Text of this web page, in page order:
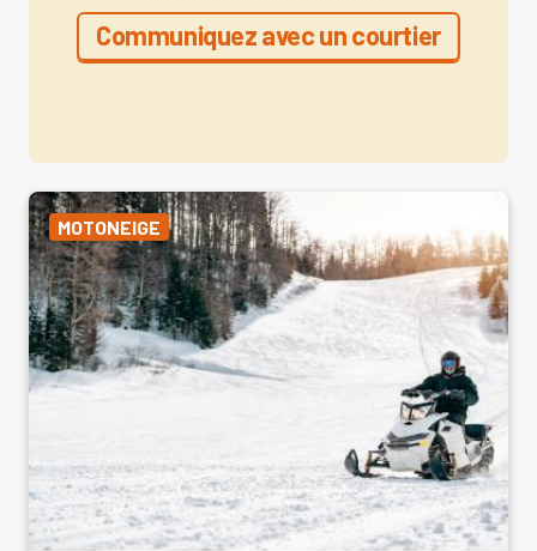
Communiquez avec un courtier
MOTONEIGE